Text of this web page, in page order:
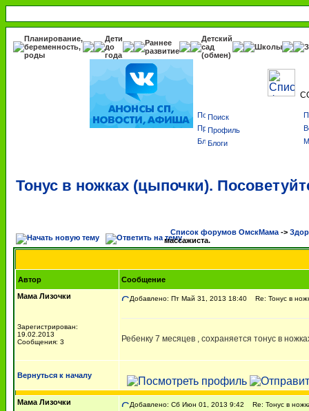
Планирование,
беременность,
роды
Дети
до
года
Раннее
развитие
Детский
сад
(обмен)
Школы
Поиск
Профиль
Блоги
Тонус в ножках (цыпочки).
Список форумов ОмскМама ->
массажиста.
Автор
Сообщение
Мама Лизочки
Зарегистрирован:
19.02.2013
Сообщения: 3
Добавлено: Пт Май 31, 2013 18:40 Re: Тонус в
Ребенку 7 месяцев , сохраняется тонус в
Вернуться к началу
Мама Лизочки Добавлено: Сб Июн 01, 2013 9:42 Re: Тонус в